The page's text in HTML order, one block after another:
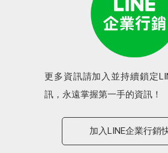
更多資訊請加入並持續鎖定
訊，永遠掌握第一手的資訊！
加入LINE企業行銷